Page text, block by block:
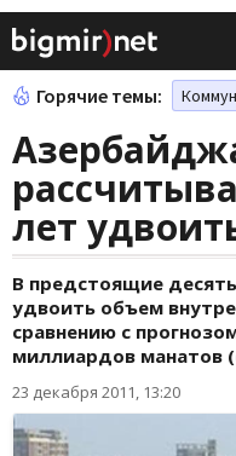
Горячие темы:
лет
В предстоящие
удвоить объем
сравнению с
миллиардов манатов
23 декабря 2011, 13:20